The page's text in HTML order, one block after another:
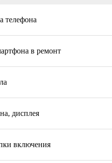
телефона
в ремонт
дисплея
включения